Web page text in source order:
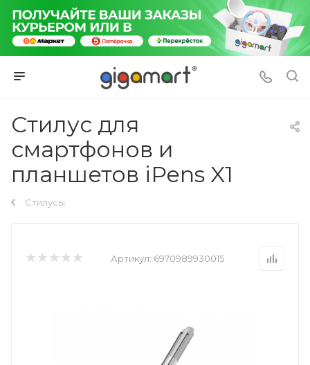
Стилус для
смартфонов и
планшетов iPens X1
Стилусы
Артикул: 6970989930015